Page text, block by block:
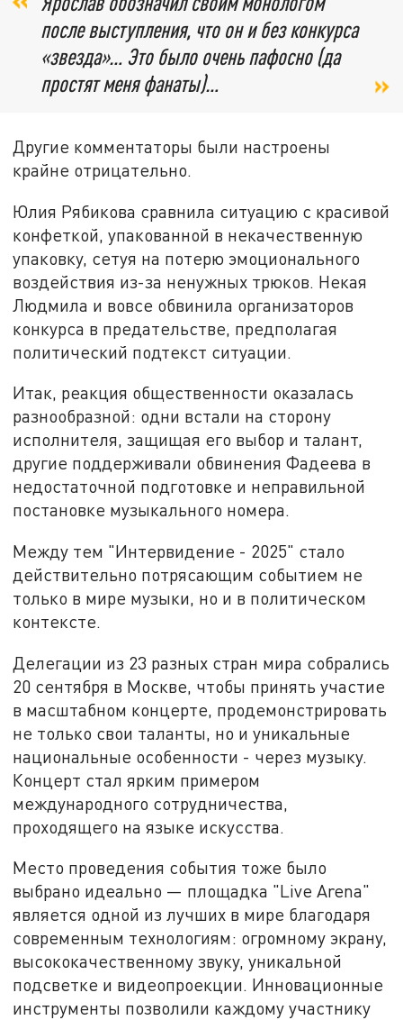
после выступления, что он и без конкурса
«звезда»… Это было очень пафосно (да
простят меня фанаты)…
Другие комментаторы были настроены
крайне отрицательно.
Юлия Рябикова сравнила ситуацию с красивой
конфеткой, упакованной в некачественную
упаковку, сетуя на потерю эмоционального
воздействия из-за ненужных трюков. Некая
Людмила и вовсе обвинила организаторов
конкурса в предательстве, предполагая
политический подтекст ситуации.
Итак, реакция общественности оказалась
разнообразной: одни встали на сторону
исполнителя, защищая его выбор и талант,
другие поддерживали обвинения Фадеева в
недостаточной подготовке и неправильной
постановке музыкального номера.
Между тем "Интервидение - 2025" стало
действительно потрясающим событием не
только в мире музыки, но и в политическом
контексте.
Делегации из 23 разных стран мира собрались
20 сентября в Москве, чтобы принять участие
в масштабном концерте, продемонстрировать
не только свои таланты, но и уникальные
национальные особенности - через музыку.
Концерт стал ярким примером
международного сотрудничества,
проходящего на языке искусства.
Место проведения события тоже было
выбрано идеально — площадка "Live Arena"
является одной из лучших в мире благодаря
современным технологиям: огромному экрану,
высококачественному звуку, уникальной
подсветке и видеопроекции. Инновационные
инструменты позволили каждому участнику